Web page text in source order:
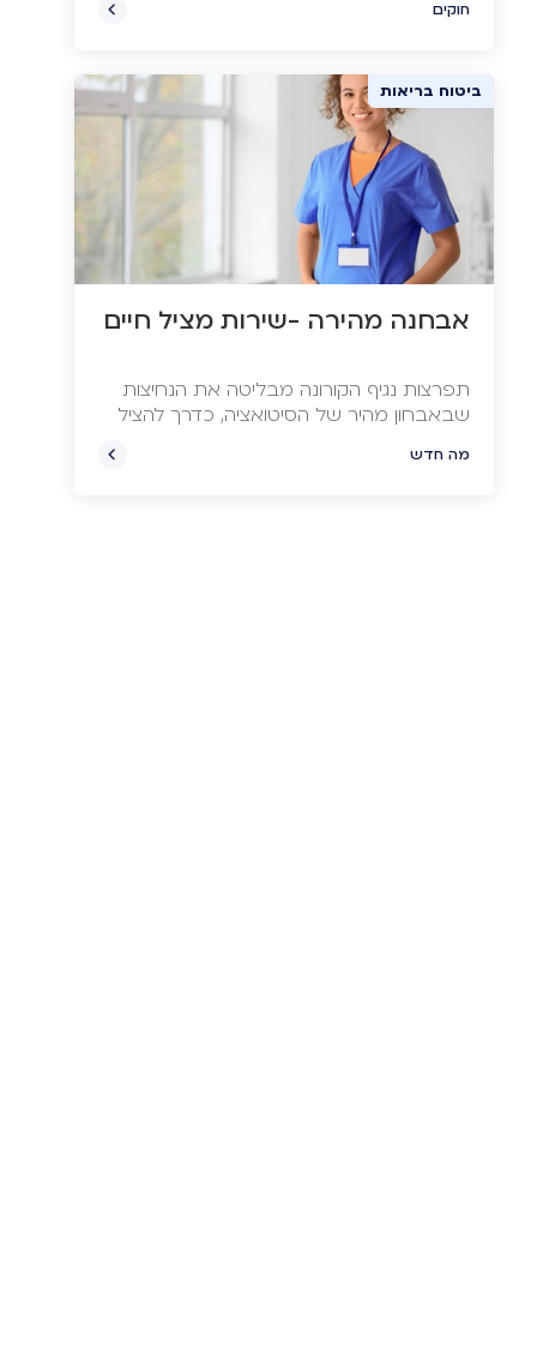
חוקים
ביטוח בריאות
אבחנה מהירה -שירות מציל חיים
תפרצות נגיף הקורונה מבליטה את הנחיצות
שבאבחון מהיר של הסיטואציה, כדרך להציל
וככל הנראה גם הרבה אחריה, התמודדנו עם
מה חדש